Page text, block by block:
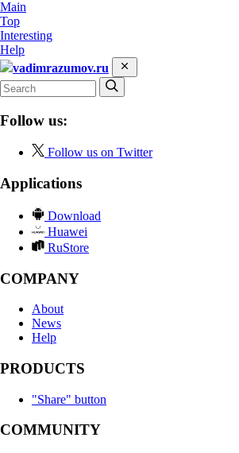
Main
Top
Interesting
Help
vadimrazumov.ru
Follow us:
Follow us on Twitter
Applications
Download
Huawei
RuStore
COMPANY
About
News
Help
PRODUCTS
"Share" button
COMMUNITY